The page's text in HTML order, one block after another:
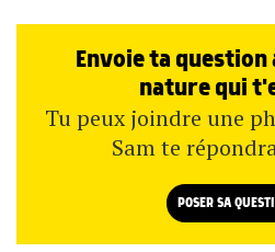
Envoie ta question
nature qui
Tu peux joindre une
Sam te
POSER SA